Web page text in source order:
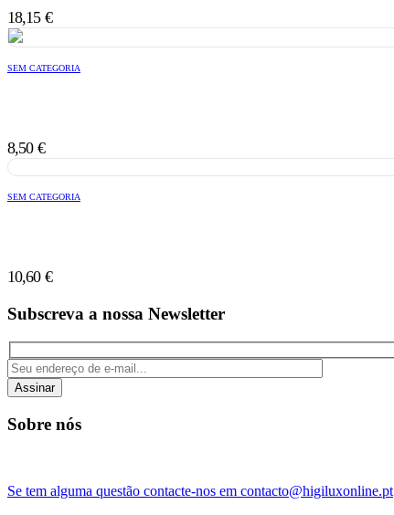
18,15 €
SEM CATEGORIA
8,50 €
SEM CATEGORIA
10,60 €
Subscreva a nossa Newsletter
Assinar
Sobre nós
Se tem alguma questão contacte-nos em contacto@higiluxonline.pt